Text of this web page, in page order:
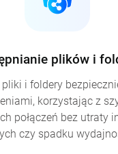
plików i
pliki i foldery
korzystając z
połączeń bez utraty
czy spadku